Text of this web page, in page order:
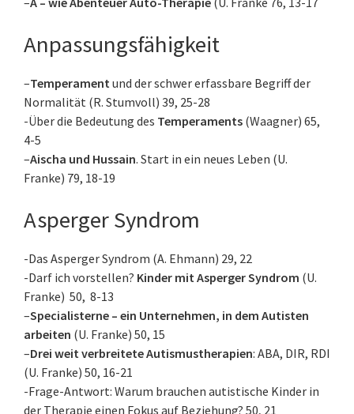
Anpassungsfähigkeit
–Temperamentund der schwer erfassbare Begriff der
Normalität (R. Stumvoll) 39, 25-28
-Über die Bedeutung des Temperaments (Waagner) 65,
4-5
–Aischa und Hussain. Start in ein neues Leben (U.
Franke) 79, 18-19
Asperger Syndrom
-Das Asperger Syndrom (A. Ehmann) 29, 22
-Darf ich vorstellen? Kinder mit Asperger Syndrom (U.
Franke) 50, 8-13
–Specialisterne – ein Unternehmen, in dem Autisten
arbeiten (U. Franke) 50, 15
–Drei weit verbreitete Autismustherapien: ABA, DIR, RDI
(U. Franke) 50, 16-21
-Frage-Antwort: Warum brauchen autistische Kinder in
der Therapie einen Fokus auf Beziehung? 50, 21